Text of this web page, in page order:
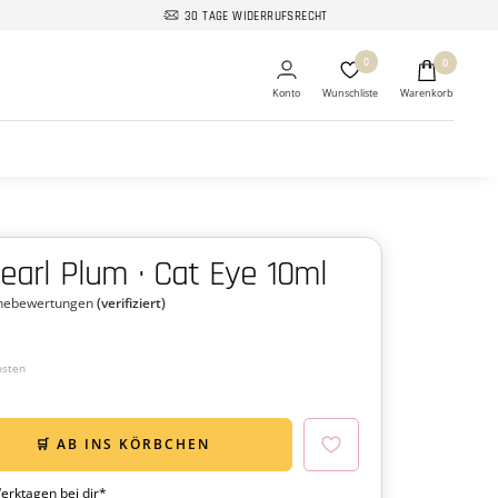
30 TAGE WIDERRUFSRECHT
0 0
Plum · Cat Eye 10ml
(verifiziert)
🛒 AB INS KÖRBCHEN
bei dir*